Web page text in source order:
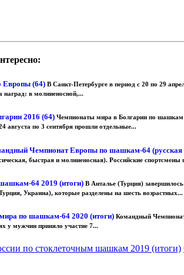
Европы (64) В Санкт-Петербурге в период с 20 по 29
наград: в молниеносной,...
2016 (64) Чемпионаты мира в Болгарии по шашкам
августа по 3 сентября прошли отдельные...
Чемпионат Европы по шашкам-64 (русская
быстрая и молниеносная). Российские
64 2019 (итоги) В Анталье (Турция)
Украина), которые разделены на шесть возрастных...
по шашкам-64 2020 (итоги) Командный
у мужчин приняло участие 7...
по стоклеточным шашкам 2019 (итоги)